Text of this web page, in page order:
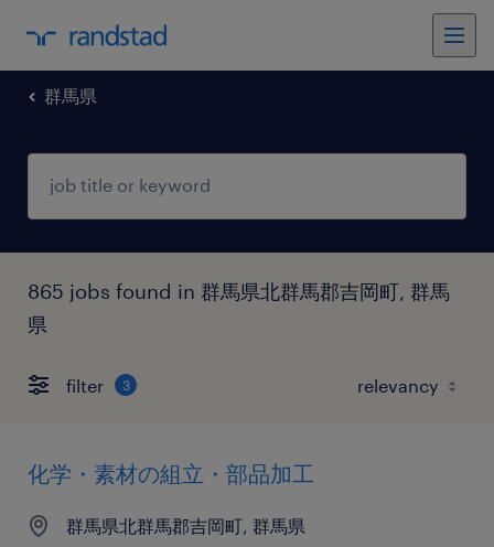
群馬県
865 jobs found in 群馬県北群馬郡吉岡町, 群馬
県
filter 3
化学・素材の組立・部品加工
群馬県北群馬郡吉岡町, 群馬県